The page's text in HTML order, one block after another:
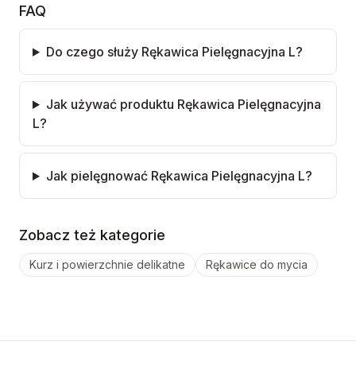
FAQ
Do czego służy Rękawica Pielęgnacyjna L?
Jak używać produktu Rękawica Pielęgnacyjna
L?
Jak pielęgnować Rękawica Pielęgnacyjna L?
Zobacz też kategorie
Kurz i powierzchnie delikatne Rękawice do mycia